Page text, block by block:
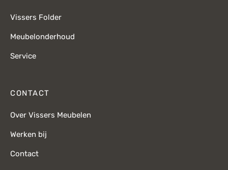
Vissers Folder
Meubelonderhoud
Service
CONTACT
Over Vissers Meubelen
Werken bij
Contact